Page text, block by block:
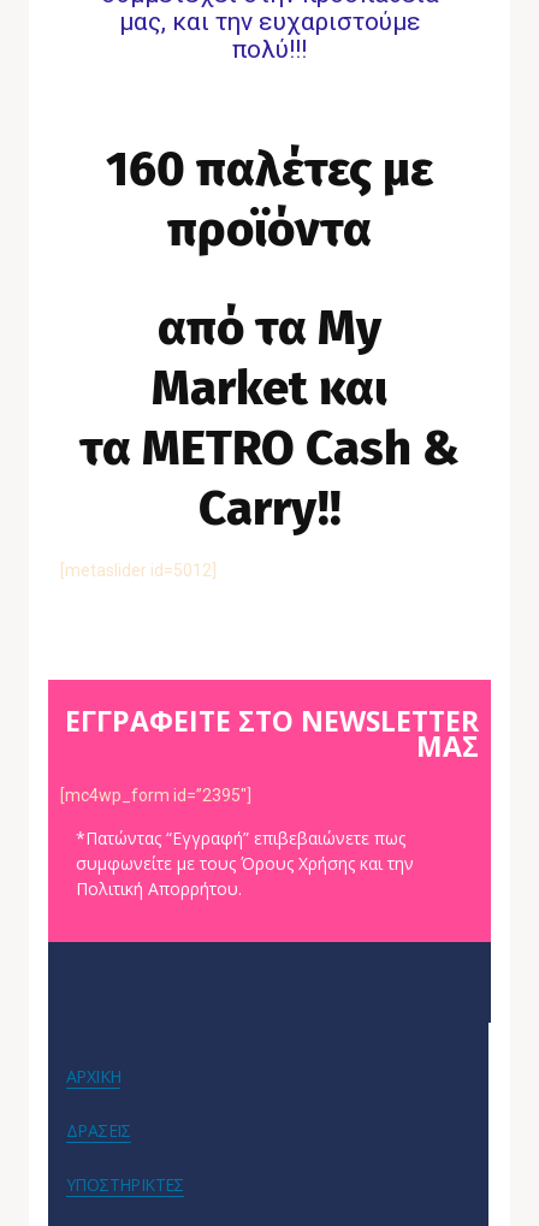
μας, και την ευχαριστούμε
πολύ!!!
160 παλέτες με
προϊόντα
από τα My
Market και
τα METRO Cash &
Carry!!
[metaslider id=5012]
ΕΓΓΡΑΦΕΙΤΕ ΣΤΟ NEWSLETTER
ΜΑΣ
[mc4wp_form id=”2395″]
*Πατώντας “Εγγραφή” επιβεβαιώνετε πως
συμφωνείτε με τους Όρους Χρήσης και την
Πολιτική Απορρήτου.
ΑΡΧΙΚΗ
ΔΡΑΣΕΙΣ
ΥΠΟΣΤΗΡΙΚΤΕΣ